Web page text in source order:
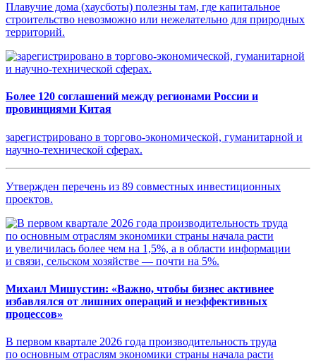
Плавучие дома (хаусботы) полезны там, где капитальное
строительство невозможно или нежелательно для природных
территорий.
Более 120 соглашений между регионами России и
провинциями Китая
зарегистрировано в торгово-экономической, гуманитарной и
научно-технической сферах.
Утвержден перечень из 89 совместных инвестиционных
проектов.
Михаил Мишустин: «Важно, чтобы бизнес активнее
избавлялся от лишних операций и неэффективных
процессов»
В первом квартале 2026 года производительность труда
по основным отраслям экономики страны начала расти